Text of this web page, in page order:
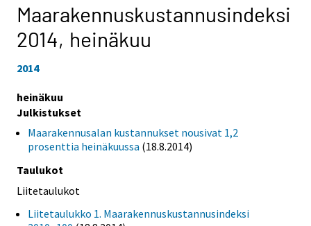
Maarakennuskustannusindeksi
2014, heinäkuu
2014
heinäkuu
Julkistukset
Maarakennusalan kustannukset nousivat 1,2
prosenttia heinäkuussa (18.8.2014)
Taulukot
Liitetaulukot
Liitetaulukko 1. Maarakennuskustannusindeksi